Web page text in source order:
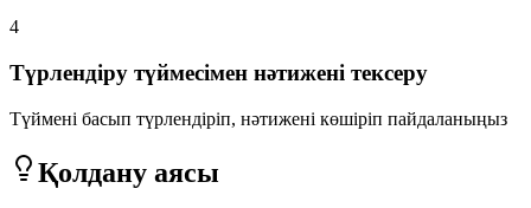
4
Түрлендіру түймесімен нәтижені тексеру
Түймені басып түрлендіріп, нәтижені көшіріп пайдаланыңыз
Қолдану аясы